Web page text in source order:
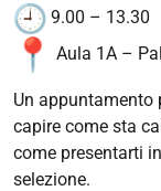
il-
futuro-
del-
mondo-
del-
lavoro-
2013-
9.00 – 13.30
Aula 1A –
Un appuntamento
capire come sta
come presentarti
selezione.